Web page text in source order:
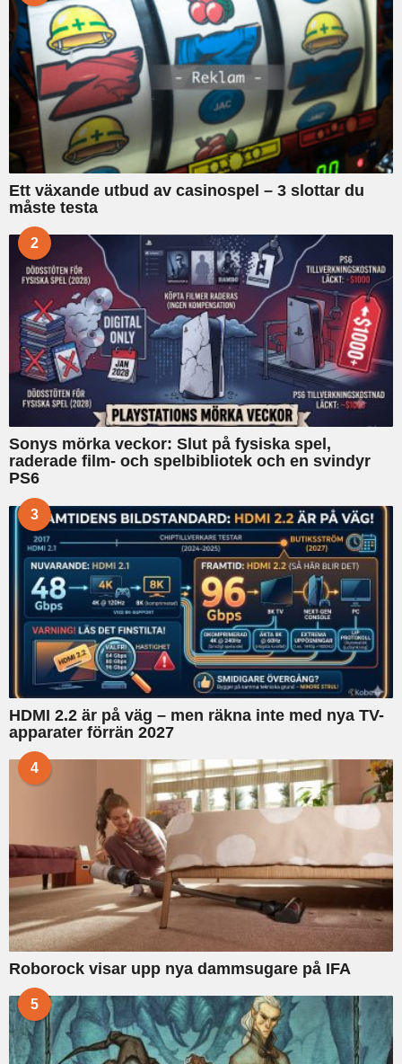
Ett växande utbud av casinospel – 3 slottar du
måste testa
2
Sonys mörka veckor: Slut på fysiska spel,
raderade film- och spelbibliotek och en svindyr
PS6
3
HDMI 2.2 är på väg – men räkna inte med nya TV-
apparater förrän 2027
4
Roborock visar upp nya dammsugare på IFA
5